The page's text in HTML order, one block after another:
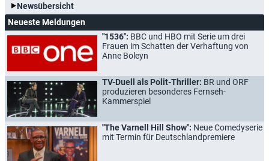
Newsübersicht
Neueste Meldungen
"1536": BBC und HBO mit Serie um drei
Frauen im Schatten der Verhaftung von
Anne Boleyn
TV-Duell als Polit-Thriller: BR und ORF
produzieren besonderes Fernseh-
Kammerspiel
"The Varnell Hill Show": Neue Comedyserie
mit Termin für Deutschlandpremiere